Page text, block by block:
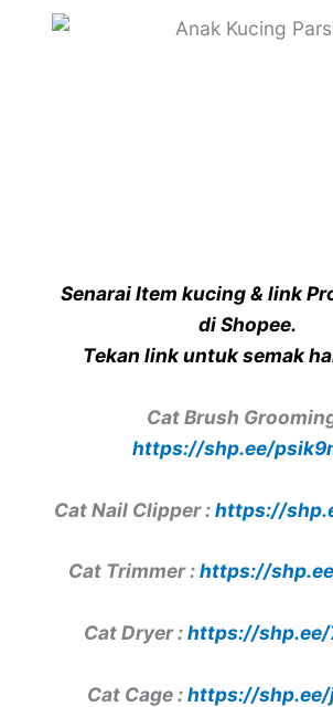
Senarai Item kucing & link
di Shopee.
Tekan link untuk semak
Cat Brush
https://shp.ee/
Cat Nail Clipper :https://
Cat Trimmer :https://
Cat Dryer :https://shp.ee/
Cat Cage :https://